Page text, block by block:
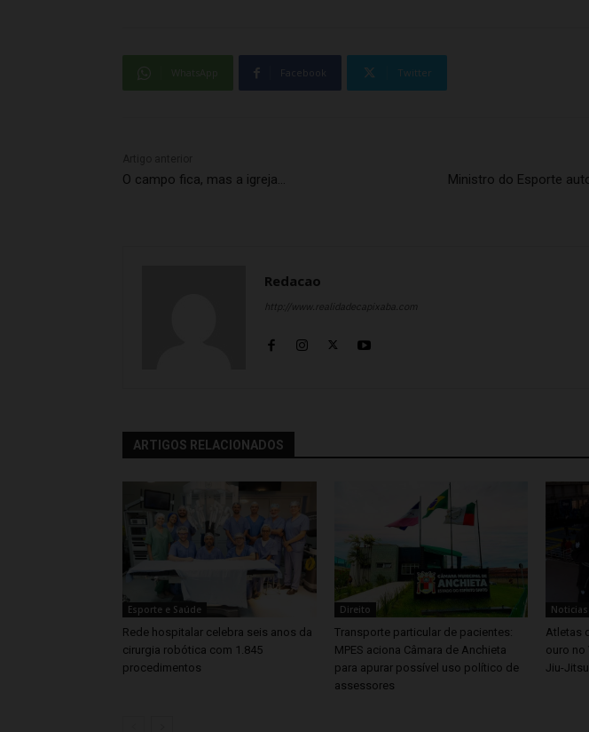
Facebook Twitter
O campo fica, mas a igreja…
Ministro do Esporte
Redacao
http://www.realidadecapixaba.com
ARTIGOS RELACIONADOS
Esporte e Saúde
Rede hospitalar celebra seis anos da
cirurgia robótica com 1.845
procedimentos
Direito
Transporte particular de pacientes:
MPES aciona Câmara de Anchieta
para apurar possível uso político de
assessores
Noticias
Atletas
ouro no
Jiu-Jitsu